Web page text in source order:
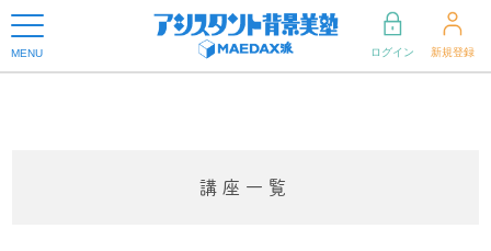
MENU ログイン 新規登録
講座一覧